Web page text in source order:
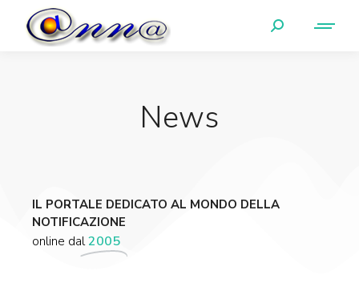
News
IL PORTALE DEDICATO AL MONDO DELLA
NOTIFICAZIONE
online dal2005